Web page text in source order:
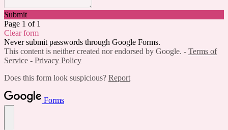
Submit
Page 1 of 1
Clear form
Never submit passwords through Google Forms.
This content is neither created nor endorsed by Google. - Terms of
Service - Privacy Policy
Does this form look suspicious? Report
Forms